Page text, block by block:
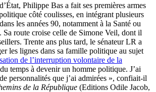
Philippe Bas a fait ses premières armes
côté coulisses, en intégrant plusieurs
les années 90, notamment à la Santé ou
Sa route croise celle de Simone Veil, dont il
Trente ans plus tard, le sénateur LR a
les lignes dans sa famille politique au sujet
de l’interruption volontaire de la
temps à devenir un homme politique. J’ai
personnalités que j’ai admirées », confiait-il
de la République (Editions Odile Jacob,